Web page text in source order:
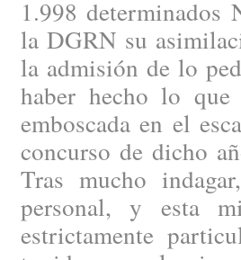
1.998 determinados
la DGRN su
la admisión de lo
haber hecho lo
emboscada en el
concurso de dicho
Tras mucho
personal, y esta
estrictamente